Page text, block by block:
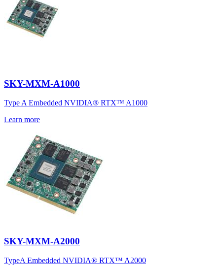
SKY-MXM-A1000
Type A Embedded NVIDIA® RTX™ A1000
Learn more
SKY-MXM-A2000
TypeA Embedded NVIDIA® RTX™ A2000